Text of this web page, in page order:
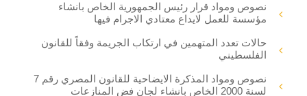
نصوص ومواد قرار رئيس الجمهورية الخاص بانشاء
مؤسسة للعمل لايداع معتادي الاجرام فيها
حالات تعدد المتهمين في ارتكاب الجريمة وفقاً للقانون
الفلسطيني
نصوص ومواد المذكرة الايضاحية للقانون المصري رقم 7
لسنة 2000 الخاص بانشاء لجان فض المنازعات